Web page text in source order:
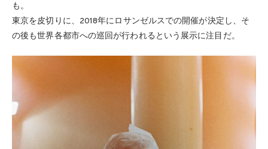
も。
東京を皮切りに、2018年にロサンゼルスでの開催が決定し、そ
の後も世界各都市への巡回が行われるという展示に注目だ。